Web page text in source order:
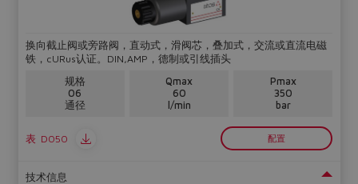
换向截止阀或旁路阀，直动式，滑阀芯，叠加式，交流或直流电磁
铁，cURus认证。DIN,AMP，德制或引线插头
规格
06
通径
Qmax
60
l/min
Pmax
350
bar
表 D050 配置
技术信息